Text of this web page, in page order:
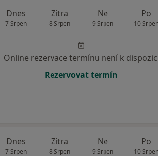
Dnes
7 Srpen
Zítra
8 Srpen
Ne
9 Srpen
Po
10 Srpen
Online rezervace termínu není k dispozici
Rezervovat termín
Dnes
7 Srpen
Zítra
8 Srpen
Ne
9 Srpen
Po
10 Srpen